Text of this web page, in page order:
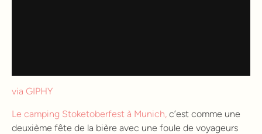
via GIPHY
Le camping Stoketoberfest à Munich, c’est comme une
deuxième fête de la bière avec une foule de voyageurs